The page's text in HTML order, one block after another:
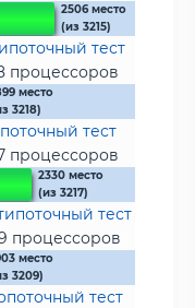
2506 место
(из 3215)
тест
процессоров
место
3218)
тест
процессоров
2330 место
(из 3217)
тест
процессоров
место
3209)
тест